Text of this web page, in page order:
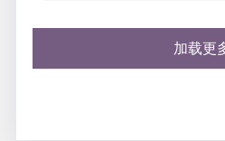
加载更